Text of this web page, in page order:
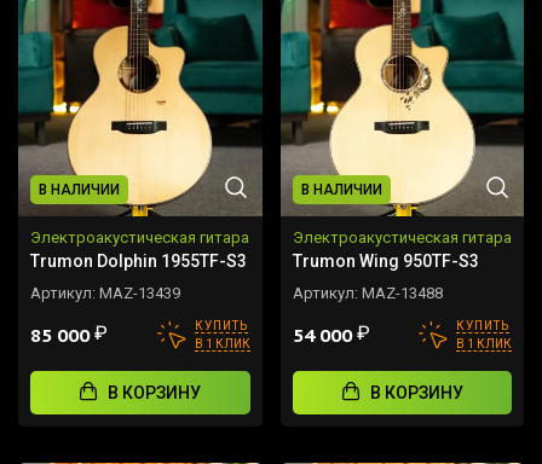
В НАЛИЧИИ
Электроакустическая гитара
Trumon Dolphin 1955TF-S3
Артикул: MAZ-13439
85 000₽
КУПИТЬ
В 1 КЛИК
В КОРЗИНУ
В НАЛИЧИИ
Электроакустическая гитара
Trumon Wing 950TF-S3
Артикул: MAZ-13488
54 000₽
КУПИТЬ
В 1 КЛИК
В КОРЗИНУ